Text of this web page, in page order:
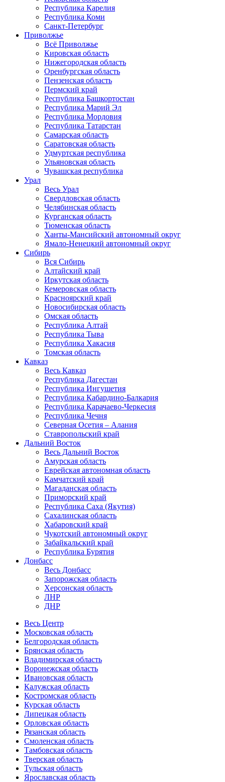
Республика Карелия
Республика Коми
Санкт-Петербург
Приволжье
Всё Приволжье
Кировская область
Нижегородская область
Оренбургская область
Пензенская область
Пермский край
Республика Башкортостан
Республика Марий Эл
Республика Мордовия
Республика Татарстан
Самарская область
Саратовская область
Удмуртская республика
Ульяновская область
Чувашская республика
Урал
Весь Урал
Свердловская область
Челябинская область
Курганская область
Тюменская область
Ханты-Мансийский автономный округ
Ямало-Ненецкий автономный округ
Сибирь
Вся Сибирь
Алтайский край
Иркутская область
Кемеровская область
Красноярский край
Новосибирская область
Омская область
Республика Алтай
Республика Тыва
Республика Хакасия
Томская область
Кавказ
Весь Кавказ
Республика Дагестан
Республика Ингушетия
Республика Кабардино-Балкария
Республика Карачаево-Черкесия
Республика Чечня
Северная Осетия – Алания
Ставропольский край
Дальний Восток
Весь Дальний Восток
Амурская область
Еврейская автономная область
Камчатский край
Магаданская область
Приморский край
Республика Саха (Якутия)
Сахалинская область
Хабаровский край
Чукотский автономный округ
Забайкальский край
Республика Бурятия
Донбасс
Весь Донбасс
Запорожская область
Херсонская область
ЛНР
ДНР
Весь Центр
Московская область
Белгородская область
Брянская область
Владимирская область
Воронежская область
Ивановская область
Калужская область
Костромская область
Курская область
Липецкая область
Орловская область
Рязанская область
Смоленская область
Тамбовская область
Тверская область
Тульская область
Ярославская область